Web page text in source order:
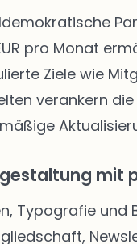
pro Monat
Ziele wie
verankern
mit
Typografie und